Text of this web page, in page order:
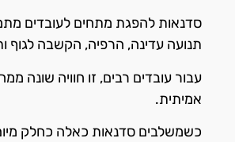
סדנאות להפגת מתחים לעובדים
תנועה עדינה, הרפיה, הקשבה
עבור עובדים רבים, זו חוויה
אמיתית.
כשמשלבים סדנאות כאלה כחלק